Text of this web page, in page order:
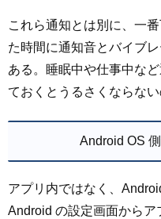
これら通知とは別に、一
た時間に通知音とバイブ
ある。睡眠中や仕事中な
ておくとうるさくならない
Android OS
アプリ内ではなく、
Android の設定画面からア